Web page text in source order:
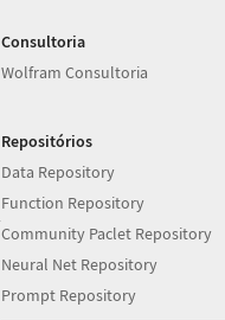
Consultoria
Wolfram Consultoria
Repositórios
Data Repository
Function Repository
Community Paclet Repository
Neural Net Repository
Prompt Repository